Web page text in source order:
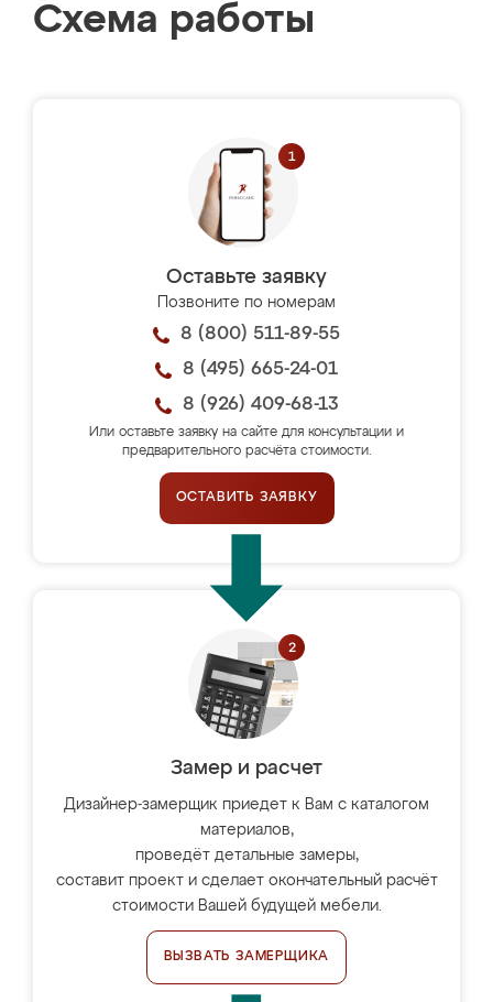
Схема работы
Оставьте заявку
Позвоните по номерам
8 (800) 511-89-55
8 (495) 665-24-01
8 (926) 409-68-13
Или оставьте заявку на сайте для консультации и
предварительного расчёта стоимости.
ОСТАВИТЬ ЗАЯВКУ
Замер и расчет
Дизайнер-замерщик приедет к Вам с каталогом
материалов,
проведёт детальные замеры,
составит проект и сделает окончательный расчёт
стоимости Вашей будущей мебели.
ВЫЗВАТЬ ЗАМЕРЩИКА